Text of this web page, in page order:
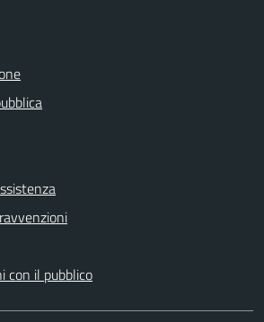
con il pubblico